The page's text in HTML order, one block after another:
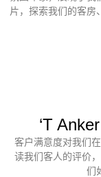
片，探索我们的客房
‘t
客户满意度对我们
读我们客人的评价
们